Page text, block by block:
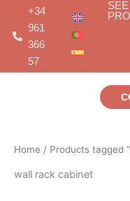
content
+34
961
366
57
SEE
Home / Products tagged
wall rack cabinet